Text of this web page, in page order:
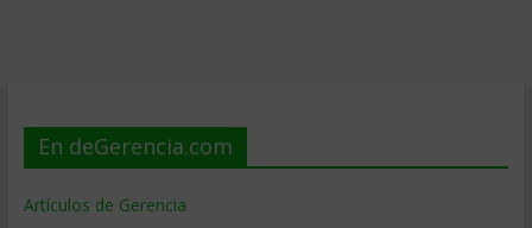
En deGerencia.com
Artículos de Gerencia